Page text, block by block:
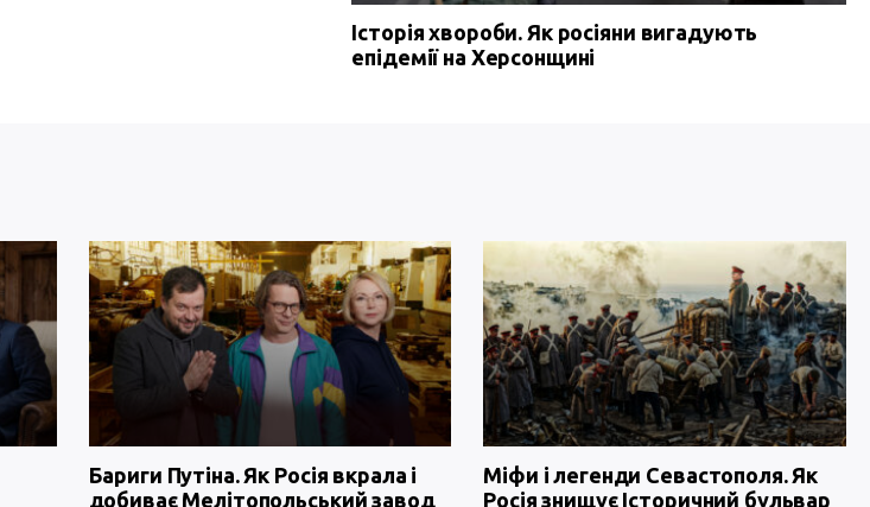
Історія хвороби. Як росіяни вигадують
епідемії на Херсонщині
Бариги Путіна. Як Росія вкрала і
добиває Мелітопольський завод
Міфи і легенди Севастополя. Як
Росія знищує Історичний бульвар